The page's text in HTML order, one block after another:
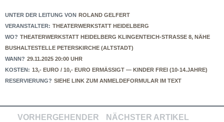
UNTER DER LEITUNG VON ROLAND GELFERT
VERANSTALTER: THEATERWERKSTATT HEIDELBERG
WO? THEATERWERKSTATT HEIDELBERG KLINGENTEICH-STRASSE 8, NÄHE
BUSHALTESTELLE PETERSKIRCHE (ALTSTADT)
WANN? 29.11.2025 20:00 UHR
KOSTEN: 13,- EURO / 10,- EURO ERMÄSSIGT — KINDER FREI (10-14.JAHRE)
RESERVIERUNG? SIEHE LINK ZUM ANMELDEFORMULAR IM TEXT
VORHERGEHENDER
NÄCHSTER ARTIKEL